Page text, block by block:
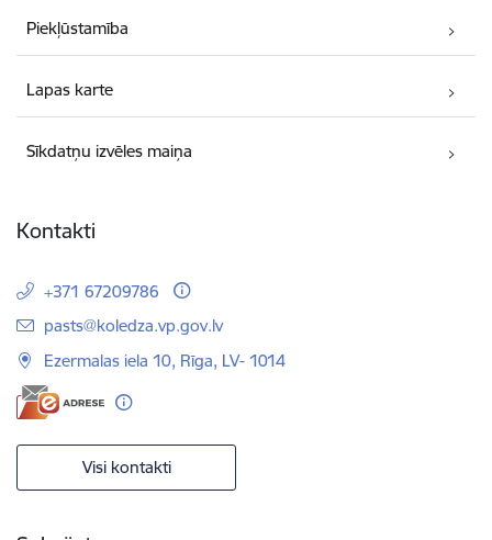
Piekļūstamība
Lapas karte
Sīkdatņu izvēles maiņa
Kontakti
+371 67209786
E-pasts:
pasts@koledza.vp.gov.lv
Ezermalas iela 10, Rīga, LV- 1014
Visi kontakti